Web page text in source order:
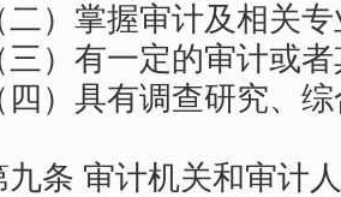
）掌握审计及相关专
）有一定的审计或者
）具有调查研究、综
条 审计机关和审计